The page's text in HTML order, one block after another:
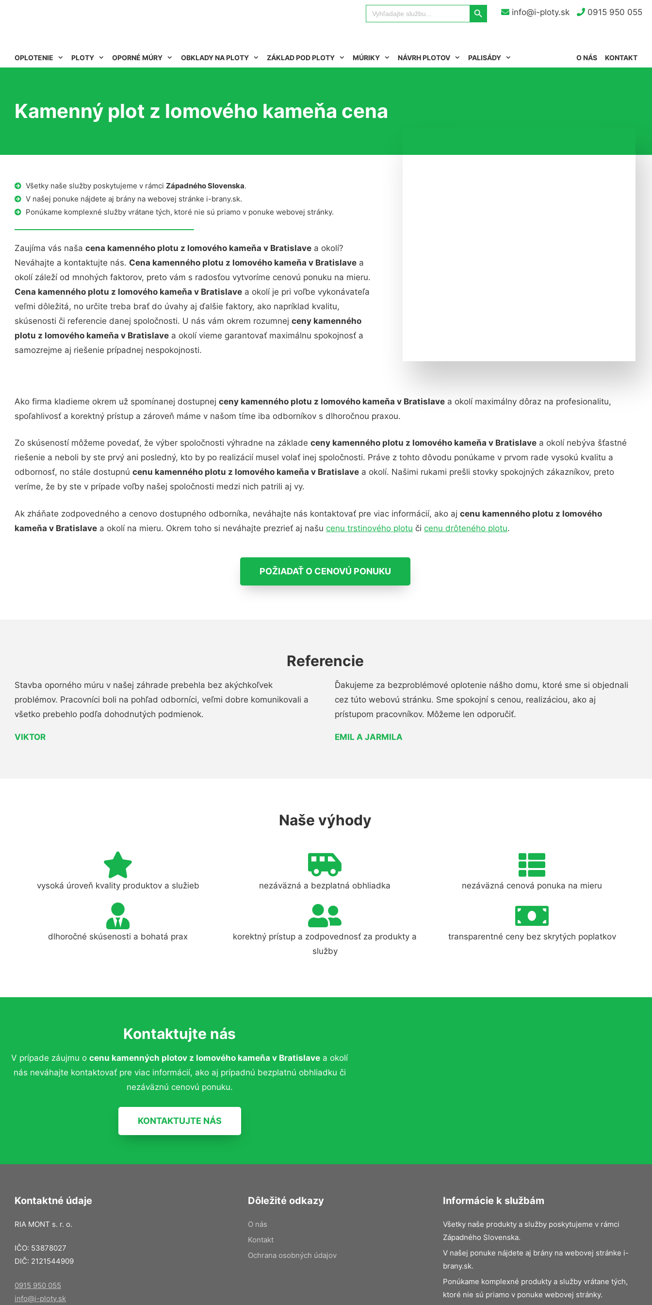
info@i-ploty.sk 0915 950 055
Search
for:
Search Button
OPLOTENIE PLOTY OPORNÉ MÚRY OBKLADY NA PLOTY ZÁKLAD POD PLOTY MÚRIKY NÁVRH PLOTOV PALISÁDY KONTAKT
O NÁS
Kamenný plot z lomového kameňa cena
Všetky naše služby poskytujeme v rámci Západného Slovenska.
V našej ponuke nájdete aj brány na webovej stránke i-brany.sk.
Ponúkame komplexné služby vrátane tých, ktoré nie sú priamo v ponuke webovej stránky.
Zaujíma vás naša cena kamenného plotu z lomového kameňa v Bratislave a okolí?
Neváhajte a kontaktujte nás. Cena kamenného plotu z lomového kameňa v Bratislave a
okolí záleží od mnohých faktorov, preto vám s radosťou vytvoríme cenovú ponuku na mieru.
Cena kamenného plotu z lomového kameňa v Bratislave a okolí je pri voľbe vykonávateľa
veľmi dôležitá, no určite treba brať do úvahy aj ďalšie faktory, ako napríklad kvalitu,
skúsenosti či referencie danej spoločnosti. U nás vám okrem rozumnej ceny kamenného
plotu z lomového kameňa v Bratislave a okolí vieme garantovať maximálnu spokojnosť a
samozrejme aj riešenie prípadnej nespokojnosti.
Ako firma kladieme okrem už spomínanej dostupnej ceny kamenného plotu z lomového kameňa v Bratislave a okolí maximálny dôraz na profesionalitu,
spoľahlivosť a korektný prístup a zároveň máme v našom tíme iba odborníkov s dlhoročnou praxou.
Zo skúseností môžeme povedať, že výber spoločnosti výhradne na základe ceny kamenného plotu z lomového kameňa v Bratislave a okolí nebýva šťastné
riešenie a neboli by ste prvý ani posledný, kto by po realizácií musel volať inej spoločnosti. Práve z tohto dôvodu ponúkame v prvom rade vysokú kvalitu a
odbornosť, no stále dostupnú cenu kamenného plotu z lomového kameňa v Bratislave a okolí. Našimi rukami prešli stovky spokojných zákazníkov, preto
veríme, že by ste v prípade voľby našej spoločnosti medzi nich patrili aj vy.
Ak zháňate zodpovedného a cenovo dostupného odborníka, neváhajte nás kontaktovať pre viac informácií, ako aj cenu kamenného plotu z lomového
kameňa v Bratislave a okolí na mieru. Okrem toho si neváhajte prezrieť aj našu cenu trstinového plotu či cenu drôteného plotu.
POŽIADAŤ O CENOVÚ PONUKU
Referencie
Stavba oporného múru v našej záhrade prebehla bez akýchkoľvek
problémov. Pracovníci boli na pohľad odborníci, veľmi dobre komunikovali a
všetko prebehlo podľa dohodnutých podmienok.
VIKTOR
Ďakujeme za bezproblémové oplotenie nášho domu, ktoré sme si objednali
cez túto webovú stránku. Sme spokojní s cenou, realizáciou, ako aj
prístupom pracovníkov. Môžeme len odporučiť.
EMIL A JARMILA
Naše výhody
vysoká úroveň kvality produktov a služieb nezáväzná a bezplatná obhliadka nezáväzná cenová ponuka na mieru
dlhoročné skúsenosti a bohatá prax
korektný prístup a zodpovednosť za produkty a
služby
transparentné ceny bez skrytých poplatkov
Kontaktujte nás
V prípade záujmu o cenu kamenných plotov z lomového kameňa v Bratislave a okolí
nás neváhajte kontaktovať pre viac informácií, ako aj prípadnú bezplatnú obhliadku či
nezáväznú cenovú ponuku.
KONTAKTUJTE NÁS
Kontaktné údaje
RIA MONT s. r. o.
IČO: 53878027
DIČ: 2121544909
0915 950 055
info@i-ploty.sk
Dôležité odkazy
O nás
Kontakt
Ochrana osobných údajov
Informácie k službám
Všetky naše produkty a služby poskytujeme v rámci
Západného Slovenska.
V našej ponuke nájdete aj brány na webovej stránke i-
brany.sk.
Ponúkame komplexné produkty a služby vrátane tých,
ktoré nie sú priamo v ponuke webovej stránky.